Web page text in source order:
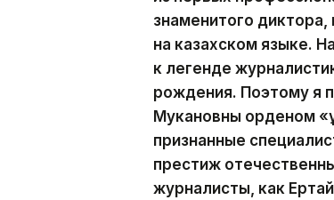
знаменитого
на казахском языке.
к легенде
рождения. Поэтому я
Мукановны орденом
признанные
престиж
журналисты, как